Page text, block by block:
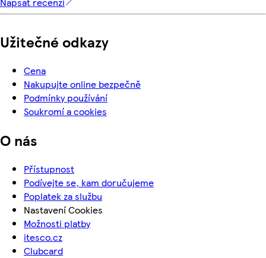
Užitečné odkazy
Cena
Nakupujte online bezpečně
Podmínky používání
Soukromí a cookies
O nás
Přístupnost
Podívejte se, kam doručujeme
Poplatek za službu
Nastavení Cookies
Možnosti platby
itesco.cz
Clubcard